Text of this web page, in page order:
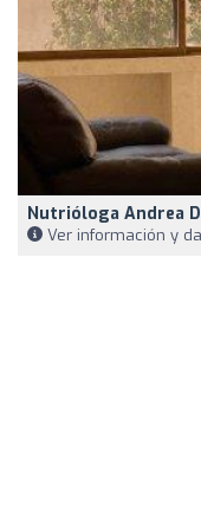
Nutrióloga Andrea
Ver información y